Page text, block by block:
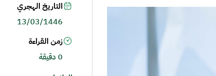
التاريخ الهجري
13/03/1446
زمن القراءة
0 دقيقة